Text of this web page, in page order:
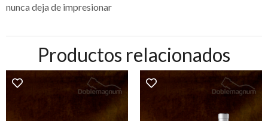
nunca deja de impresionar
Productos relacionados